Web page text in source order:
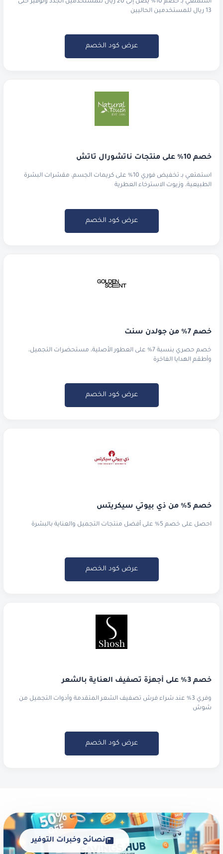
استمتعي بـ خصم 10% يصل إلى 20 ريال للمستخدمين الجدد وتوفير حتى
13 ريال للمستخدمين الحاليين
عرض كود الخصم
خصم 10% على منتجات ناتشورال تاتش
استمتعي بـ تخفيض فوري 10% على كريمات الجسم، مقشرات البشرة
الطبيعية، وزيوت الاسترخاء العطرية
عرض كود الخصم
خصم 7% من جولدن سنت
خصم حصري بنسبة 7% على العطور الأصلية، مستحضرات التجميل،
وأطقم الهدايا الفاخرة
عرض كود الخصم
خصم 5% من ذي بيوتي سيكريتس
احصل على خصم 5% على أفضل منتجات التجميل والعناية بالبشرة
عرض كود الخصم
خصم 3% على أجهزة تصفيف العناية بالشعر
وفري 3% عند شراء فرش تصفيف الشعر المتقدمة وأدوات التجميل من
شوش
عرض كود الخصم
نصائح وخبرات التوفير